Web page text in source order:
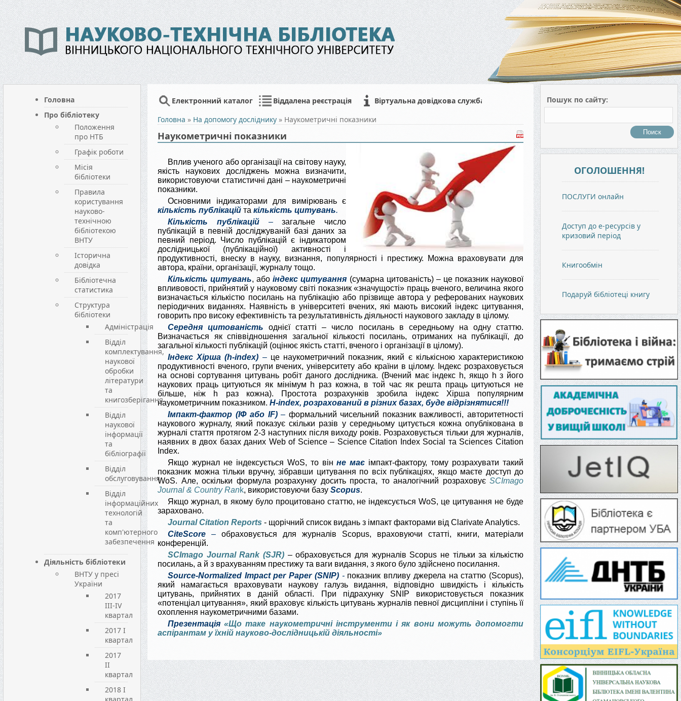
Головна
Про бібліотеку
Положення
про НТБ
Графік роботи
Місія
бібліотеки
Правила
користування
науково-
технічною
бібліотекою
ВНТУ
Історична
довідка
Бібліотечна
статистика
Структура
бібліотеки
Адміністрація
Відділ
комплектування,
наукової
обробки
літератури
та
книгозберігання
Відділ
наукової
інформації
та
бібліографії
Відділ
обслуговування
Відділ
інформаційних
технологій
та
комп'ютерного
забезпечення
Діяльність бібліотеки
ВНТУ у пресі
України
2017
III-IV
квартал
2017 I
квартал
2017
II
квартал
2018 I
Пошук по сайту:
ОГОЛОШЕННЯ!
ПОСЛУГИ онлайн
Доступ до е-ресурсів у
кризовий період
Книгообмін
Подаруй бібліотеці книгу
Електронний каталог Віддалена реєстрація
Віртуальна довідкова служба
Головна » На допомогу досліднику » Наукометричні показники
Наукометричні показники
Вплив ученого або організації на світову науку,
якість наукових досліджень можна визначити,
використовуючи статистичні дані – наукометричні
показники.
Основними індикаторами для вимірювань є
кількість публікацій та кількість цитувань.
Кількість публікацій–загальне число
публікацій в певній досліджуваній базі даних за
певний період. Число публікацій є індикатором
дослідницької (публікаційної) активності і
продуктивності, внеску в науку, визнання, популярності і престижу. Можна враховувати для
автора, країни, організації, журналу тощо.
Кількість цитувань, абоіндекс цитування (сумарна цитованість) – це показник наукової
впливовості, прийнятий у науковому світі показник «значущості» праць вченого, величина якого
визначається кількістю посилань на публікацію або прізвище автора у реферованих наукових
періодичних виданнях. Наявність в університеті вчених, які мають високий індекс цитування,
говорить про високу ефективність та результативність діяльності наукового закладу в цілому.
Середня цитованість однієї статті – число посилань в середньому на одну статтю.
Визначається як співвідношення загальної кількості посилань, отриманих на публікації, до
загальної кількості публікацій (оцінює якість статті, вченого і організації в цілому).
Індекс Xірша (h-index) –це наукометричний показник, який є кількісною характеристикою
продуктивності вченого, групи вчених, університету або країни в цілому. Індекс розраховується
на основі сортування цитувань робіт даного дослідника. (Вчений має індекс h, якщо h з його
наукових праць цитуються як мінімум h раз кожна, в той час як решта праць цитуються не
більше, ніж h раз кожна). Простота розрахунків зробила індекс Хірша популярним
наукометричним показником. H-index, розрахований в різних базах, буде відрізнятися!!!
Імпакт-фактор (ІФ або IF)– формальний чисельний показник важливості, авторитетності
наукового журналу, який показує скільки разів у середньому цитується кожна опублікована в
журналі стаття протягом 2-3 наступних після виходу років. Розраховується тільки для журналів,
наявних в двох базах даних Web of Science – Science Citation Index Social та Sciences Citation
Index.
Якщо журнал не індексується WoS, то вінне має імпакт-фактору, тому розрахувати такий
показник можна тільки вручну, зібравши цитування по всіх публікаціях, якщо маєте доступ до
WoS. Але, оскільки формула розрахунку досить проста, то аналогічний розраховує SCImago
Journal & Country Rank, використовуючи базу Scopus.
Якщо журнал, в якому було процитовано статтю, не індексується WoS, це цитування не буде
зараховано.
Journal Citation Reports - щорічний список видань з імпакт факторами від Clarivate Analytics.
CiteScore – обраховується для журналів Scopus, враховуючи статті, книги, матеріали
конференцій.
SCImago Journal Rank (SJR) –обраховується для журналів Scopus не тільки за кількістю
посилань, а й з врахуванням престижу та ваги видання, з якого було здійснено посилання.
Source-Normalized Impact per Paper (SNIP)-показник впливу джерела на статтю (Scopus),
який намагається враховувати наукову галузь видання, відповідно швидкість і кількість
цитувань, прийнятих в даній області. При підрахунку SNIP використовується показник
«потенціал цитування», який враховує кількість цитувань журналів певної дисципліни і ступінь її
охоплення наукометричними базами.
Презентація «Що таке наукометричні інструменти і як вони можуть допомогти
аспірантам у їхній науково-дослідницькій діяльності»